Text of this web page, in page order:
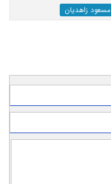
مسعود زاهدیان